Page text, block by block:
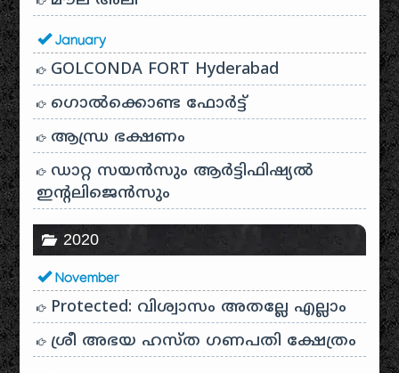
January
GOLCONDA FORT Hyderabad
ഗൊൽക്കൊണ്ട ഫോർട്ട്
ആന്ധ്ര ഭക്ഷണം
ഡാറ്റ സയൻസും ആർട്ടിഫിഷ്യൽ
ഇൻ്റലിജെൻസും
2020
November
Protected: വിശ്വാസം അതല്ലേ എല്ലാം
ശ്രീ അഭയ ഹസ്ത ഗണപതി ക്ഷേത്രം